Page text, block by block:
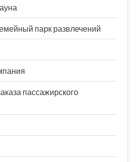
парк развлечений
пассажирского